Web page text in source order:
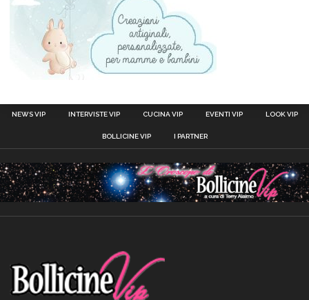
NEWS VIP INTERVISTE VIP CUCINA VIP EVENTI VIP LOOK VIP
BOLLICINE VIP I PARTNER